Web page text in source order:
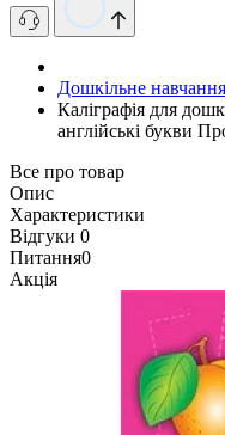
Дошкільне
Каліграфія для
англійські букви
Все про товар
Опис
Характеристики
Відгуки 0
Питання0
Акція